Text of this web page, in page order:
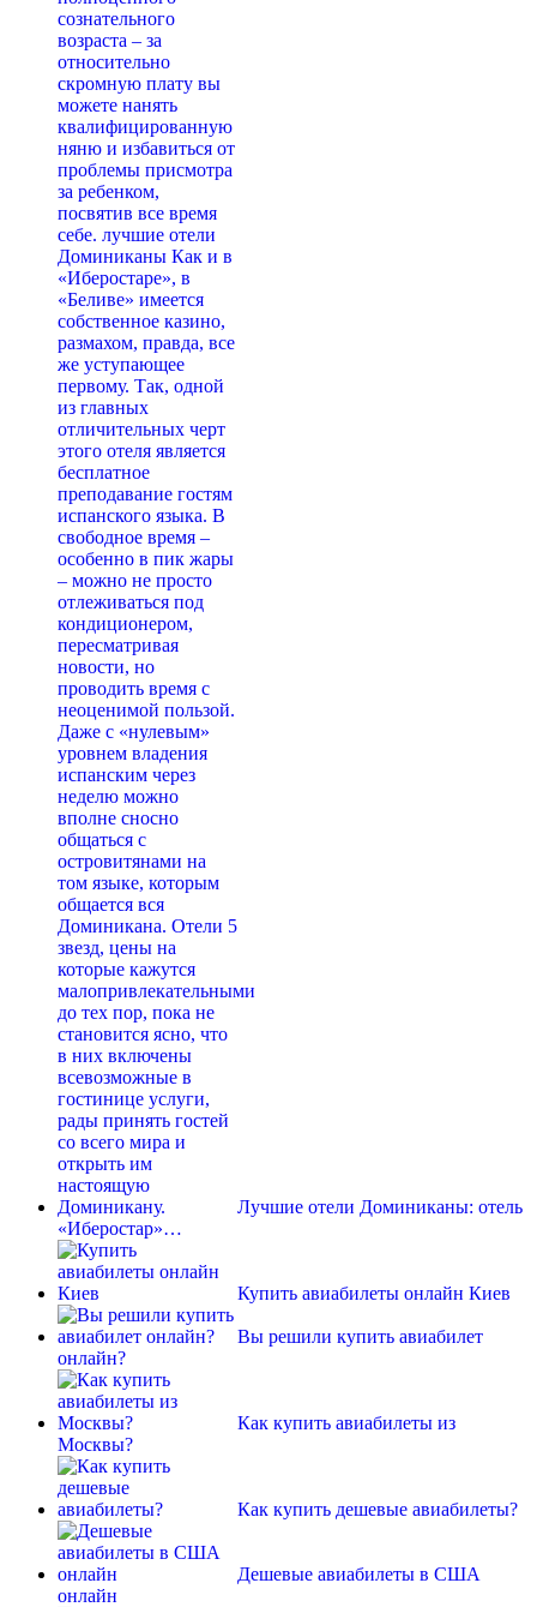
Лучшие отели Доминиканы: отель
«Иберостар»…
Купить авиабилеты онлайн Киев
Вы решили купить авиабилет
онлайн?
Как купить авиабилеты из
Москвы?
Как купить дешевые авиабилеты?
Дешевые авиабилеты в США
онлайн